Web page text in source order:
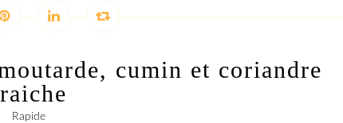
cumin et coriandre
Rapide